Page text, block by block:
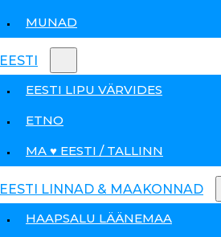
MUNAD
EESTI
EESTI LIPU VÄRVIDES
ETNO
MA ♥ EESTI / TALLINN
EESTI LINNAD & MAAKONNAD
HAAPSALU LÄÄNEMAA